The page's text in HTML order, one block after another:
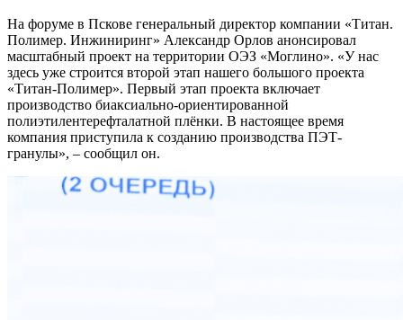
На форуме в Пскове генеральный директор компании «Титан.
Полимер. Инжиниринг» Александр Орлов анонсировал
масштабный проект на территории ОЭЗ «Моглино». «У нас
здесь уже строится второй этап нашего большого проекта
«Титан-Полимер». Первый этап проекта включает
производство биаксиально-ориентированной
полиэтилентерефталатной плёнки. В настоящее время
компания приступила к созданию производства ПЭТ-
гранулы», – сообщил он.